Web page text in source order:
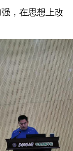
，在思想上改